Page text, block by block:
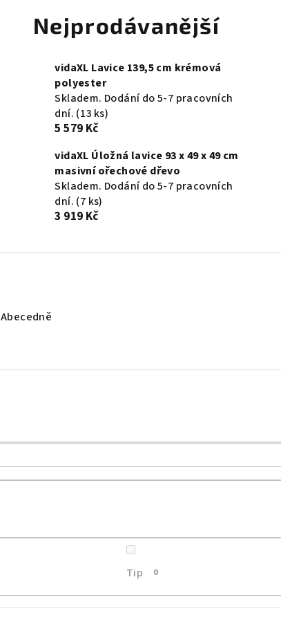
Nejprodávanější
vidaXL Lavice 139,5 cm krémová
polyester
Skladem. Dodání do 5-7 pracovních
dní. (13 ks)
5 579 Kč
vidaXL Úložná lavice 93 x 49 x 49 cm
masivní ořechové dřevo
Skladem. Dodání do 5-7 pracovních
dní. (7 ks)
3 919 Kč
Abecedně
Tip 0